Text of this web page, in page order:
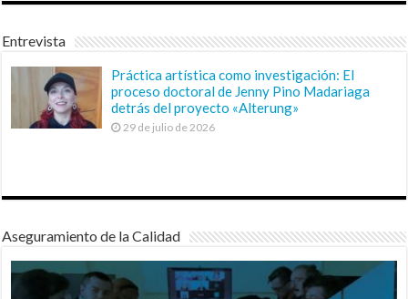
Entrevista
Práctica artística como investigación: El
proceso doctoral de Jenny Pino Madariaga
detrás del proyecto «Alterung»
29 de julio de 2026
Aseguramiento de la Calidad